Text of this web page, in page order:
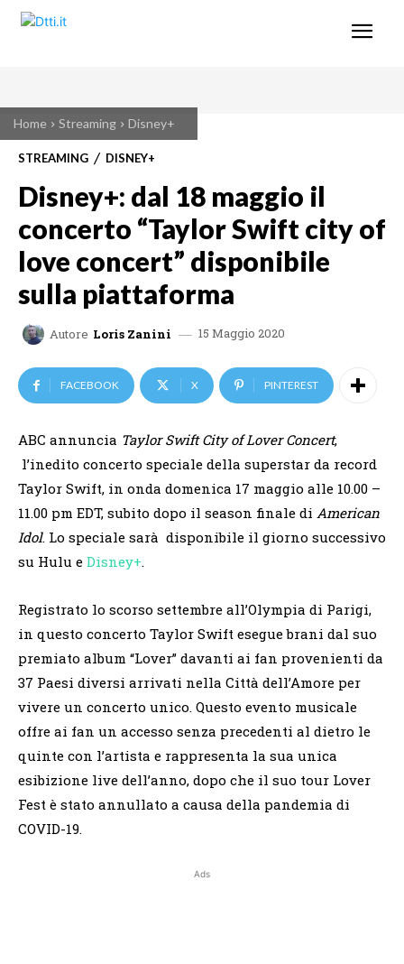
Home Streaming Disney+
STREAMING DISNEY+
Disney+: dal 18 maggio il
concerto “Taylor Swift city of
love concert” disponibile
sulla piattaforma
Autore Loris Zanini 15 Maggio 2020
FACEBOOK X PINTEREST
ABC annuncia Taylor Swift City of Lover Concert,
l’inedito concerto speciale della superstar da record
Taylor Swift, in onda domenica 17 maggio alle 10.00 –
11.00 pm EDT, subito dopo il season finale di American
Idol. Lo speciale sarà disponibile il giorno successivo
su Hulu e Disney+.
Registrato lo scorso settembre all’Olympia di Parigi,
in questo concerto Taylor Swift esegue brani dal suo
premiato album “Lover” davanti ai fan provenienti da
37 Paesi diversi arrivati nella Città dell’Amore per
vivere un concerto unico. Questo evento musicale
offre ai fan un accesso senza precedenti al dietro le
quinte con l’artista e rappresenta la sua unica
esibizione live dell’anno, dopo che il suo tour Lover
Fest è stato annullato a causa della pandemia di
COVID-19.
Ads